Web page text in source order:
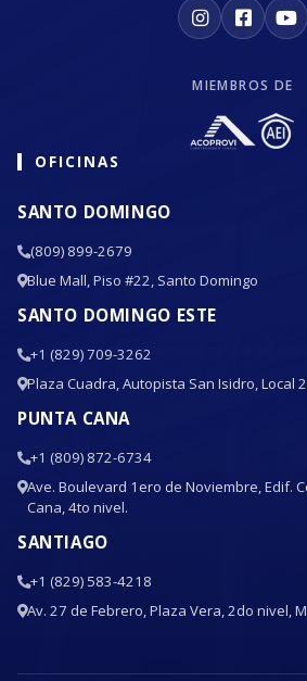
MIEMBROS DE
OFICINAS
SANTO DOMINGO
(809) 899-2679
Blue Mall, Piso #22, Santo Domingo
SANTO DOMINGO ESTE
+1 (829) 709-3262
Plaza Cuadra, Autopista San Isidro, Local
PUNTA CANA
+1 (809) 872-6734
Ave. Boulevard 1ero de Noviembre, Edif.
Cana, 4to nivel.
SANTIAGO
+1 (829) 583-4218
Av. 27 de Febrero, Plaza Vera, 2do nivel,